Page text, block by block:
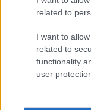
related to
I want to
related to
functionality
user
με τον
Ισόπαλο το
Ουρμπίνο